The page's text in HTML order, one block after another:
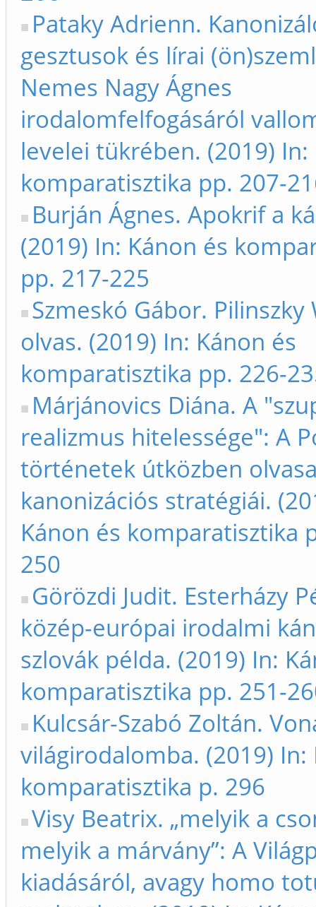
Pataky Adrienn.
gesztusok és lírai
Nemes Nagy Ágnes
irodalomfelfogásáról
levelei tükrében. (2019) In:
komparatisztika pp. 207-
Burján Ágnes. Apokrif a
(2019) In: Kánon és
pp. 217-225
Szmeskó Gábor. Pilinszky
olvas. (2019) In: Kánon és
komparatisztika pp. 226-
Márjánovics Diána. A
realizmus hitelessége": A
történetek útközben
kanonizációs stratégiái.
Kánon és komparatisztika
250
Görözdi Judit. Esterházy
közép-európai irodalmi
szlovák példa. (2019) In:
komparatisztika pp. 251-
Kulcsár-Szabó Zoltán.
világirodalomba. (2019) In:
komparatisztika p. 296
Visy Beatrix. „melyik a
melyik a márvány”: A
kiadásáról, avagy homo